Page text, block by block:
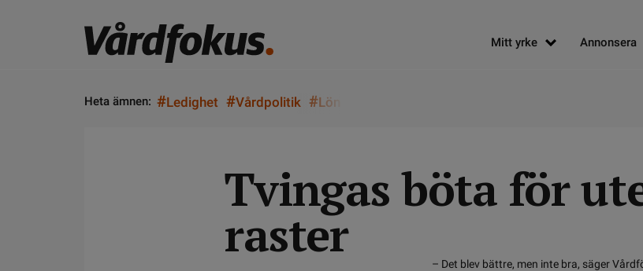
Mitt yrke Annonsera
Heta ämnen: #Ledighet #Vårdpolitik #Lön
Tvingas böta för
raster
– Det blev bättre, men inte bra, säger